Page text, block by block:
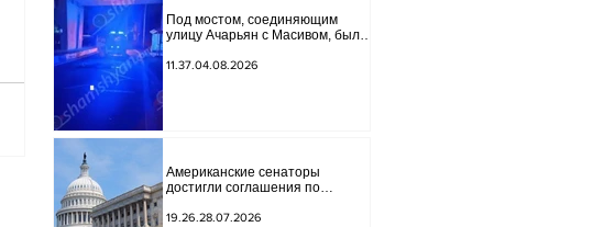
Под мостом, соединяющим
улицу Ачарьян с Масивом, было
котором были найдены две
11.37.04.08.2026
Американские сенаторы
достигли соглашения по
новых санкций против России и
19.26.28.07.2026